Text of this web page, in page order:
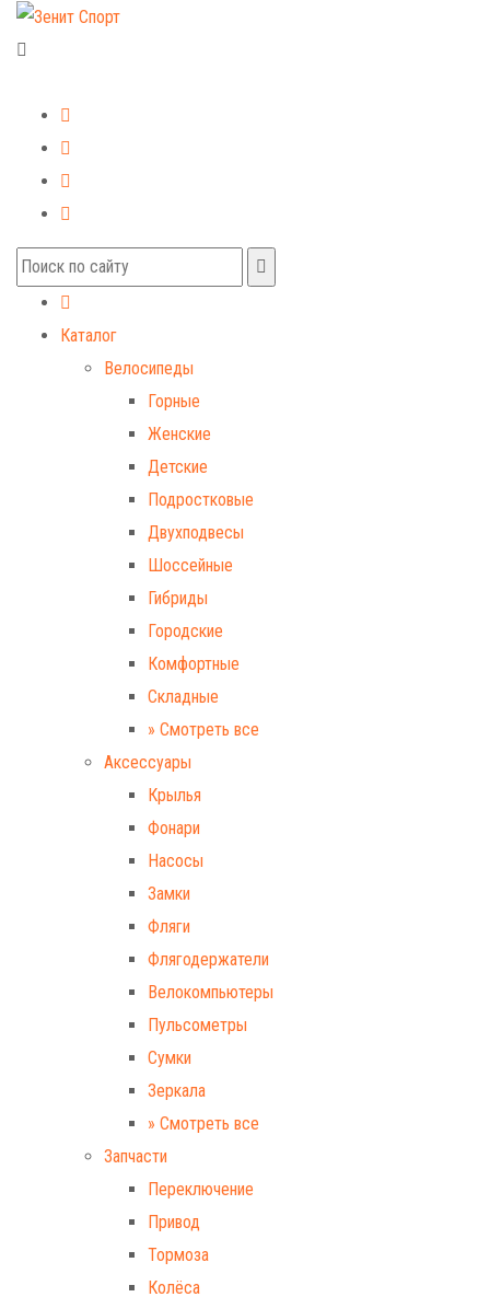
Каталог
Велосипеды
Горные
Женские
Детские
Подростковые
Двухподвесы
Шоссейные
Гибриды
Городские
Комфортные
Складные
» Смотреть все
Аксессуары
Крылья
Фонари
Насосы
Замки
Фляги
Флягодержатели
Велокомпьютеры
Пульсометры
Сумки
Зеркала
» Смотреть все
Запчасти
Переключение
Привод
Тормоза
Колёса